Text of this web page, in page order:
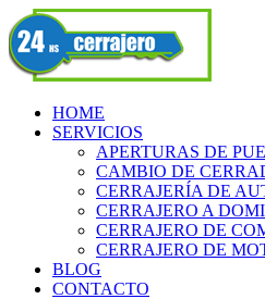
Skip
to
content
Facebook
HOME
SERVICIOS
APERTURAS DE
CAMBIO DE
CERRAJERÍA DE
CERRAJERO A
CERRAJERO DE
CERRAJERO DE
BLOG
CONTACTO